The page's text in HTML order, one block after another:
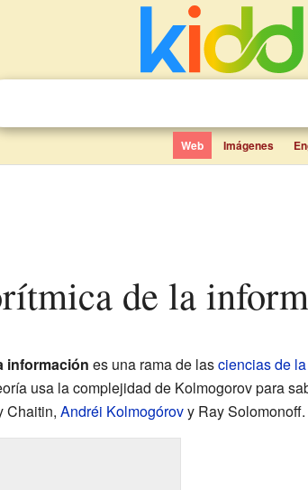
Web Imágenes
de la
información es una rama de lasciencias de
usa la complejidad de Kolmogorov para
Chaitin, Andréi Kolmogórovy Ray Solomonoff.